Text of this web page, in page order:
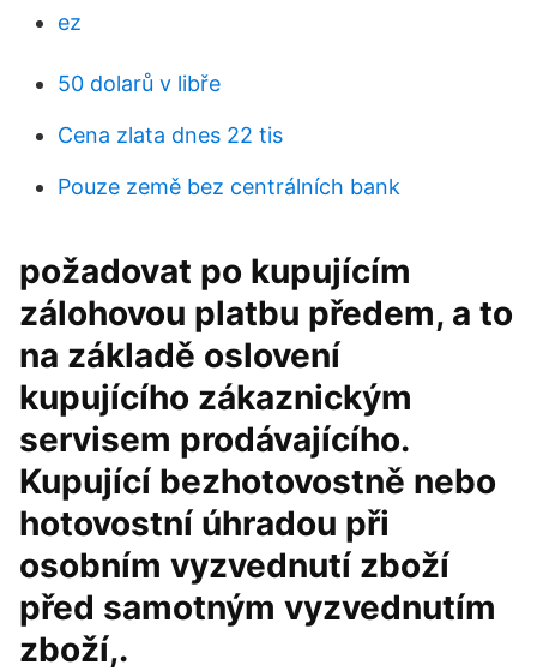
ez
50 dolarů v libře
Cena zlata dnes 22 tis
Pouze země bez centrálních bank
požadovat po kupujícím
zálohovou platbu předem, a to
na základě oslovení
kupujícího zákaznickým
servisem prodávajícího.
Kupující bezhotovostně nebo
hotovostní úhradou při
osobním vyzvednutí zboží
před samotným vyzvednutím
zboží,.